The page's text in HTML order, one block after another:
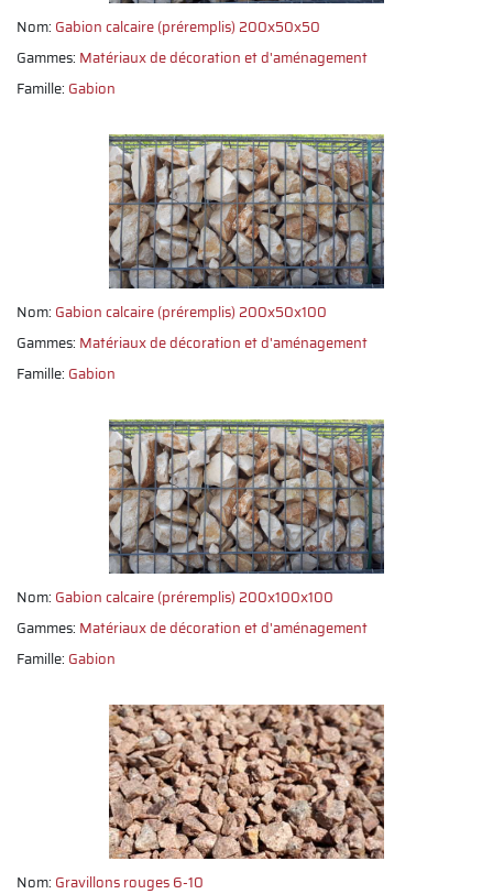
Nom: Gabion calcaire (préremplis) 200x50x50
Gammes: Matériaux de décoration et d'aménagement
Famille: Gabion
Nom: Gabion calcaire (préremplis) 200x50x100
Gammes: Matériaux de décoration et d'aménagement
Famille: Gabion
Nom: Gabion calcaire (préremplis) 200x100x100
Gammes: Matériaux de décoration et d'aménagement
Famille: Gabion
Nom: Gravillons rouges 6-10